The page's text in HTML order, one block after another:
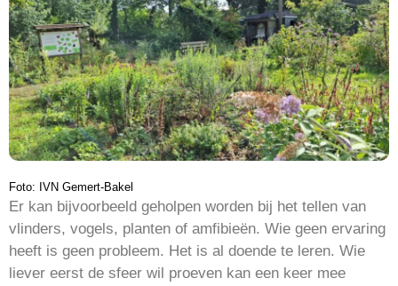
Foto: IVN Gemert-Bakel
Er kan bijvoorbeeld geholpen worden bij het tellen van
vlinders, vogels, planten of amfibieën. Wie geen ervaring
heeft is geen probleem. Het is al doende te leren. Wie
liever eerst de sfeer wil proeven kan een keer mee